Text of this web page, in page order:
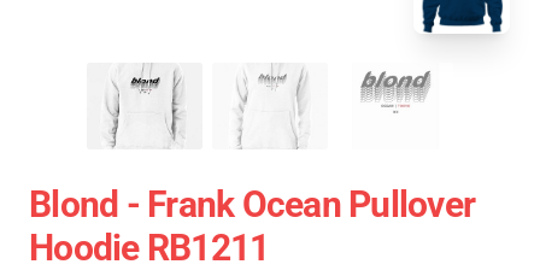
Blond - Frank Ocean Pullover
Hoodie RB1211